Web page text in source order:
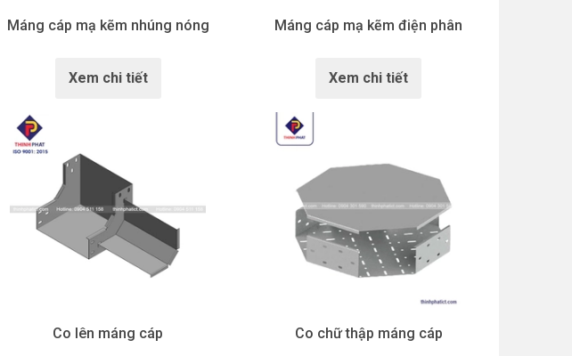
Máng cáp mạ kẽm nhúng nóng
Xem chi tiết
Máng cáp mạ kẽm điện phân
Xem chi tiết
Co lên máng cáp Co chữ thập máng cáp